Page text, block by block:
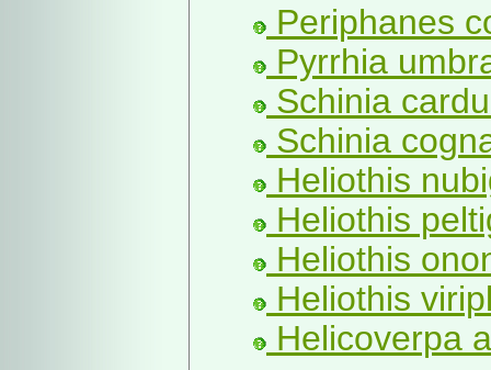
Periphanes
Pyrrhia
Schinia
Schinia
Heliothis
Heliothis
Heliothis
Heliothis
Helicoverpa